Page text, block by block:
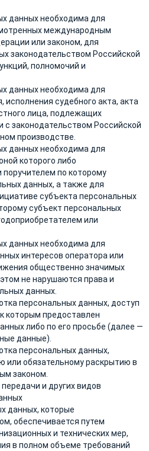
данных необходима для
международным
или законом, для
законодательством Российской
полномочий и
данных необходима для
судебного акта, акта
лица, подлежащих
с законодательством Российской
производстве.
данных необходима для
которого либо
по которому
данных, а также для
субъекта персональных
субъект персональных
или
данных необходима для
интересов оператора или
общественно значимых
не нарушаются права и
данных.
персональных данных, доступ
которым предоставлен
либо по его просьбе (далее —
данные).
персональных данных,
или обязательному раскрытию в
законом.
и других видов
данных, которые
обеспечивается путем
и технических мер,
в полном объеме требований